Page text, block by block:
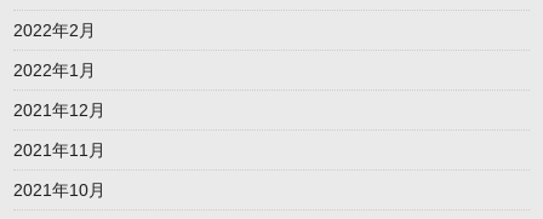
2022年2月
2022年1月
2021年12月
2021年11月
2021年10月